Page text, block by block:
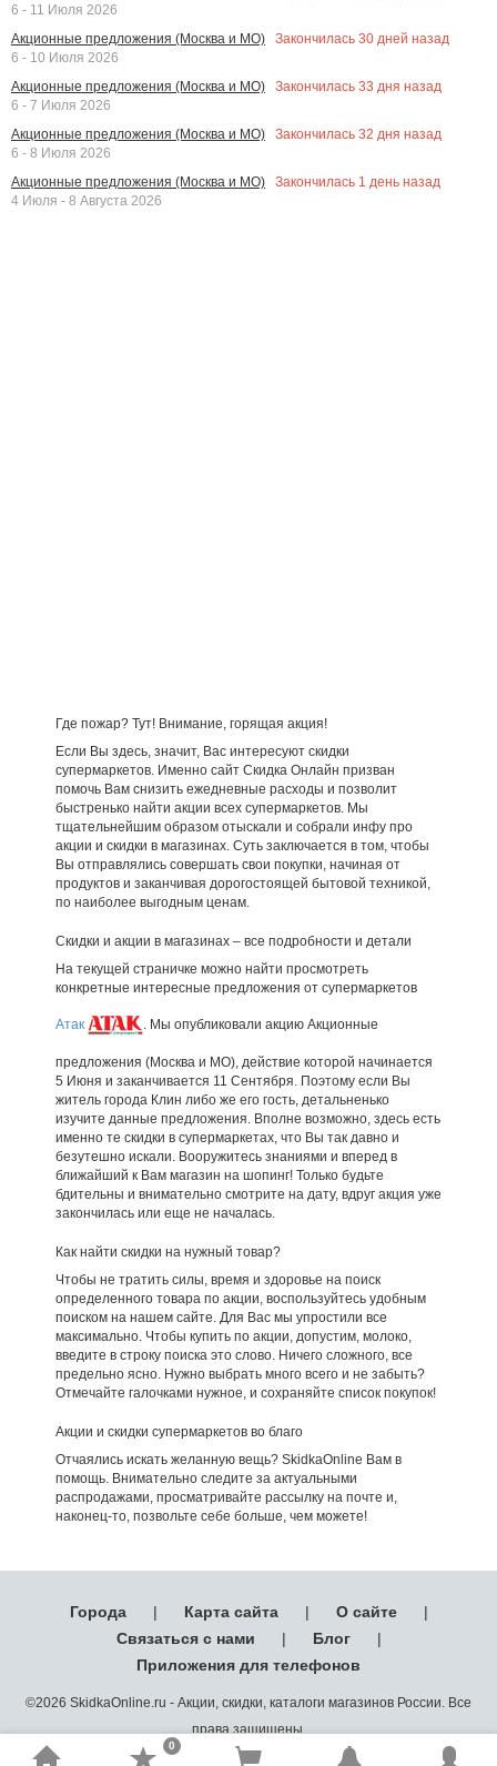
6 - 11 Июля 2026
Акционные предложения (Москва и МО)
Закончилась 30 дней назад
6 - 10 Июля 2026
Акционные предложения (Москва и МО)
Закончилась 33 дня назад
6 - 7 Июля 2026
Акционные предложения (Москва и МО)
Закончилась 32 дня назад
6 - 8 Июля 2026
Акционные предложения (Москва и МО)
Закончилась 1 день назад
4 Июля - 8 Августа 2026
Где пожар? Тут! Внимание, горящая акция!
Если Вы здесь, значит, Вас интересуют скидки
супермаркетов. Именно сайт Скидка Онлайн призван
помочь Вам снизить ежедневные расходы и позволит
быстренько найти акции всех супермаркетов. Мы
тщательнейшим образом отыскали и собрали инфу про
акции и скидки в магазинах. Суть заключается в том, чтобы
Вы отправлялись совершать свои покупки, начиная от
продуктов и заканчивая дорогостоящей бытовой техникой,
по наиболее выгодным ценам.
Скидки и акции в магазинах – все подробности и детали
На текущей страничке можно найти просмотреть
конкретные интересные предложения от супермаркетов
Атак . Мы опубликовали акцию Акционные
предложения (Москва и МО), действие которой начинается
5 Июня и заканчивается 11 Сентября. Поэтому если Вы
житель города Клин либо же его гость, детальненько
изучите данные предложения. Вполне возможно, здесь есть
именно те скидки в супермаркетах, что Вы так давно и
безутешно искали. Вооружитесь знаниями и вперед в
ближайший к Вам магазин на шопинг! Только будьте
бдительны и внимательно смотрите на дату, вдруг акция уже
закончилась или еще не началась.
Как найти скидки на нужный товар?
Чтобы не тратить силы, время и здоровье на поиск
определенного товара по акции, воспользуйтесь удобным
поиском на нашем сайте. Для Вас мы упростили все
максимально. Чтобы купить по акции, допустим, молоко,
введите в строку поиска это слово. Ничего сложного, все
предельно ясно. Нужно выбрать много всего и не забыть?
Отмечайте галочками нужное, и сохраняйте список покупок!
Акции и скидки супермаркетов во благо
Отчаялись искать желанную вещь? SkidkaOnline Вам в
помощь. Внимательно следите за актуальными
распродажами, просматривайте рассылку на почте и,
наконец-то, позвольте себе больше, чем можете!
Города | Карта сайта | О сайте
|
Связаться с нами
| Блог
|
Приложения для телефонов
©2026 SkidkaOnline.ru - Акции, скидки, каталоги магазинов России. Все
права защищены.
0